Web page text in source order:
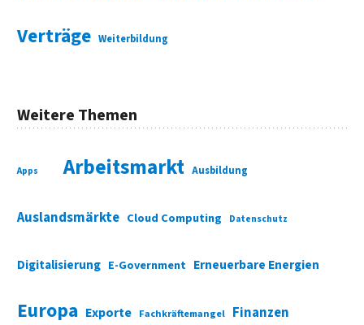
Verträge Weiterbildung
Weitere Themen
Apps Arbeitsmarkt Ausbildung
Auslandsmärkte Cloud Computing Datenschutz
Digitalisierung E-Government Erneuerbare Energien
Europa Exporte Fachkräftemangel Finanzen